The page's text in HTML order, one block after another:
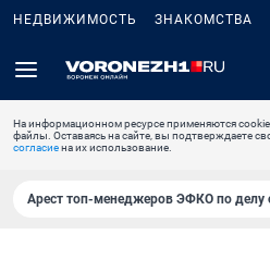
НЕДВИЖИМОСТЬ ЗНАКОМСТВА
На информационном ресурсе применяются
файлы. Оставаясь на сайте, вы подтверждаете
согласиена их использование.
Арест топ-менеджеров ЭФКО по делу